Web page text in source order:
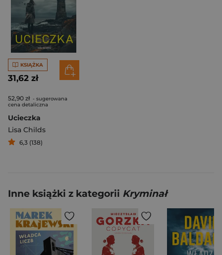
KSIĄŻKA
31,62 zł
52,90 zł - sugerowana
cena detaliczna
Ucieczka
Lisa Childs
6,3 (138)
Inne książki z kategorii Kryminał